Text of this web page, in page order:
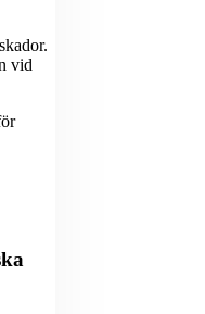
vid